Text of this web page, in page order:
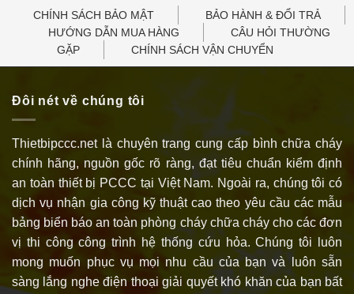
CHÍNH SÁCH BẢO MẬT
BẢO HÀNH & ĐỔI TRẢ
HƯỚNG DẪN MUA HÀNG
CÂU HỎI THƯỜNG
GẶP
CHÍNH SÁCH VẬN CHUYỂN
Đôi nét về chúng tôi
Thietbipccc.net là chuyên trang cung cấp bình chữa cháy
chính hãng, nguồn gốc rõ ràng, đạt tiêu chuẩn kiểm định
an toàn thiết bị PCCC tại Việt Nam. Ngoài ra, chúng tôi có
dịch vụ nhận gia công kỹ thuật cao theo yêu cầu các mẫu
bảng biển báo an toàn phòng cháy chữa cháy cho các đơn
vị thi công công trình hệ thống cứu hỏa. Chúng tôi luôn
mong muốn phục vụ mọi nhu cầu của bạn và luôn sẵn
sàng lắng nghe điện thoại giải quyết khó khăn của bạn bất